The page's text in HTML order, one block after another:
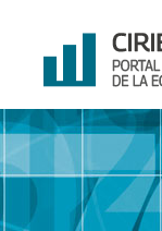
contenido